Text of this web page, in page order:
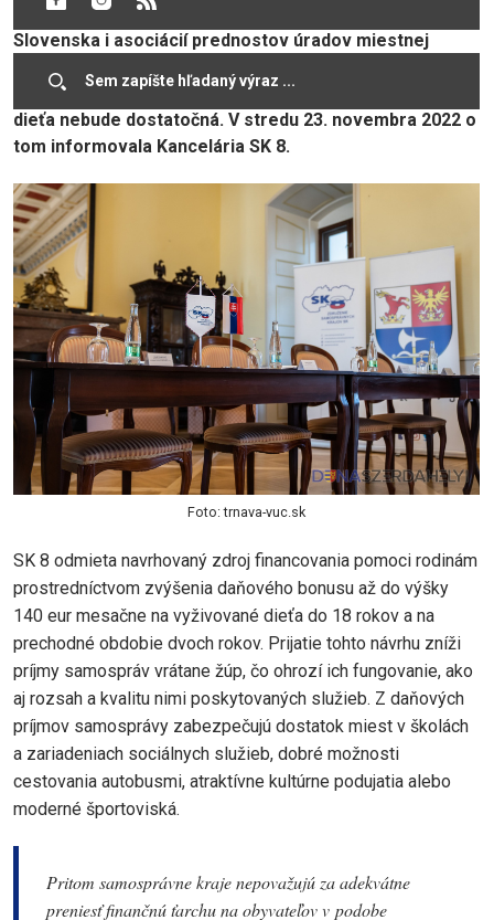
názorom Únie miest Slovenska, Združenia miest a obcí
Slovenska i asociácií prednostov úradov miestnej
kompenzácia ďalšieho zvýšenia daňového bonusu na
dieťa nebude dostatočná. V stredu 23. novembra 2022 o
tom informovala Kancelária SK 8.
Foto: trnava-vuc.sk
SK 8 odmieta navrhovaný zdroj financovania pomoci rodinám
prostredníctvom zvýšenia daňového bonusu až do výšky
140 eur mesačne na vyživované dieťa do 18 rokov a na
prechodné obdobie dvoch rokov. Prijatie tohto návrhu zníži
príjmy samospráv vrátane žúp, čo ohrozí ich fungovanie, ako
aj rozsah a kvalitu nimi poskytovaných služieb. Z daňových
príjmov samosprávy zabezpečujú dostatok miest v školách
a zariadeniach sociálnych služieb, dobré možnosti
cestovania autobusmi, atraktívne kultúrne podujatia alebo
moderné športoviská.
Pritom samosprávne kraje nepovažujú za adekvátne
preniesť finančnú ťarchu na obyvateľov v podobe